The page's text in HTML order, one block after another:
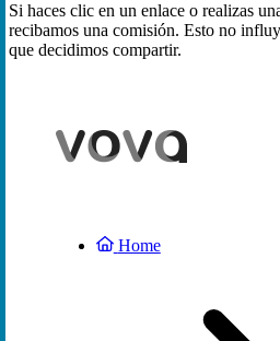
Si haces clic en un enlace o realizas
recibamos una comisión. Esto no
que decidimos compartir.
Home